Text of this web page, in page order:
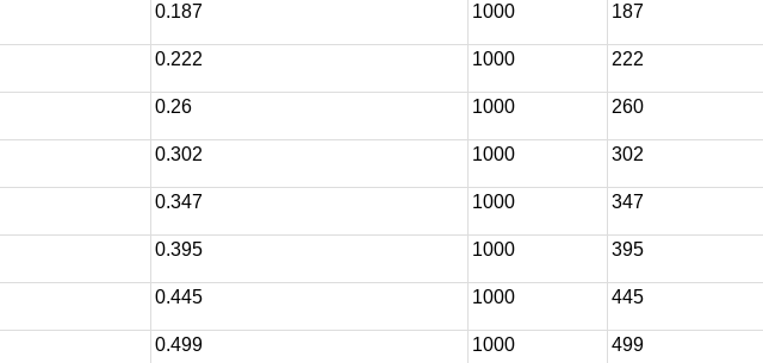
0.187 1000 187
0.222 1000 222
0.26 1000 260
0.302 1000 302
0.347 1000 347
0.395 1000 395
0.445 1000 445
0.499 1000 499